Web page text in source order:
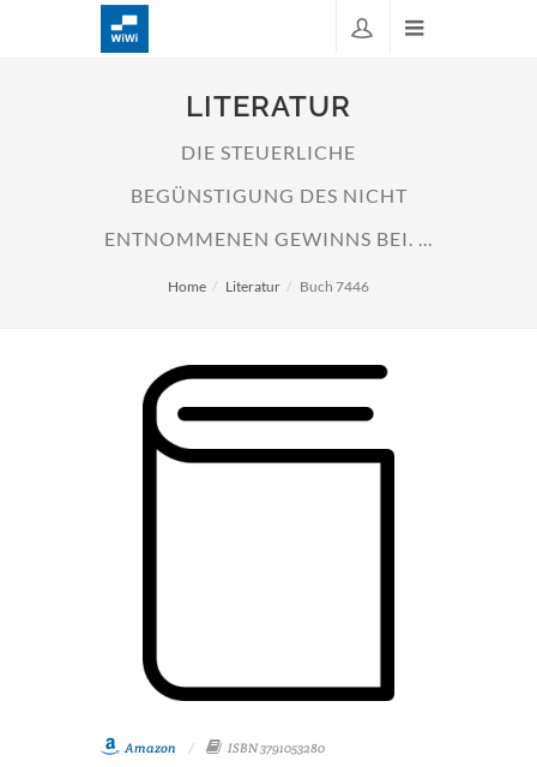
LITERATUR
DIE STEUERLICHE
BEGÜNSTIGUNG DES NICHT
ENTNOMMENEN GEWINNS BEI. ...
Home Literatur Buch 7446
Amazon
ISBN 3791053280